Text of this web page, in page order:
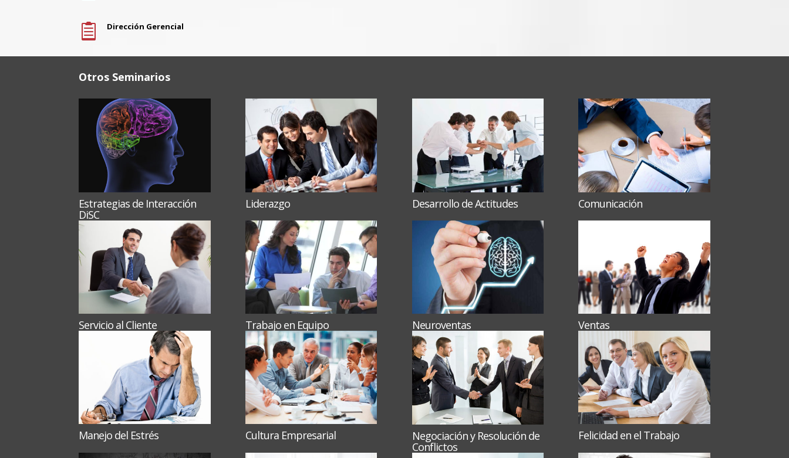
 Dirección Gerencial
Otros Seminarios
Estrategias de Interacción
DiSC
Liderazgo Desarrollo de Actitudes Comunicación
Servicio al Cliente Trabajo en Equipo Neuroventas Ventas
Manejo del Estrés Cultura Empresarial Negociación y Resolución de
Conflictos
Felicidad en el Trabajo